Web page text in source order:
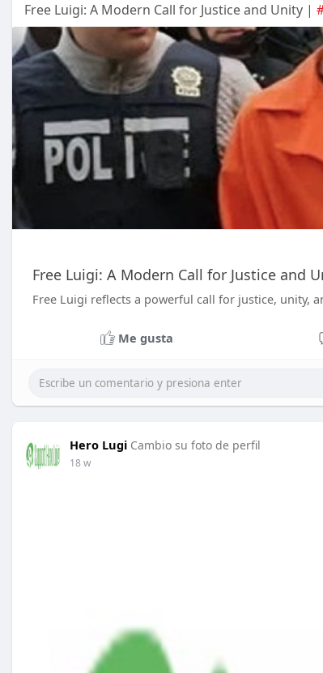
Free Luigi: A Modern Call for Justice and Unity |
Free Luigi: A Modern Call for Justice and
Free Luigi reflects a powerful call for justice, unity,
Me gusta
Hero Lugi Cambio su foto de perfil
18 w